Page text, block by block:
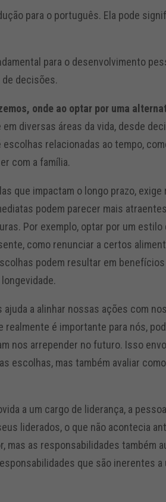
para o português. Ela pode
para o desenvolvimento
decisões.
onde ao optar por uma
diversas áreas da vida, desde
relacionadas ao tempo,
com a família.
que impactam o longo prazo, exige
podem parecer mais
Por exemplo, optar por um estilo
como renunciar a certos
podem resultar em
ajuda a alinhar nossas ações com
é importante para nós,
nos arrepender no futuro. Isso
escolhas, mas também avaliar
a um cargo de liderança, a
liderados, o que não acontecia
mas as responsabilidades também
que são inerentes a